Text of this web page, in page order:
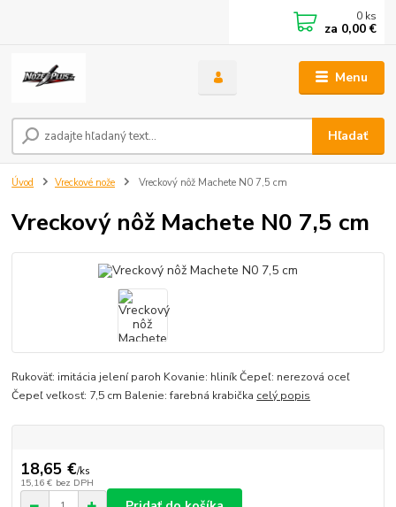
Menu
Hľadať
0 ks
za 0,00 €
Úvod Vreckové nože Vreckový nôž Machete N0 7,5 cm
Vreckový nôž Machete N0 7,5 cm
Rukoväť: imitácia jelení paroh Kovanie: hliník Čepeľ: nerezová oceľ
Čepeľ veľkosť: 7,5 cm Balenie: farebná krabička celý popis
18,65 €/ks
15,16 € bez DPH